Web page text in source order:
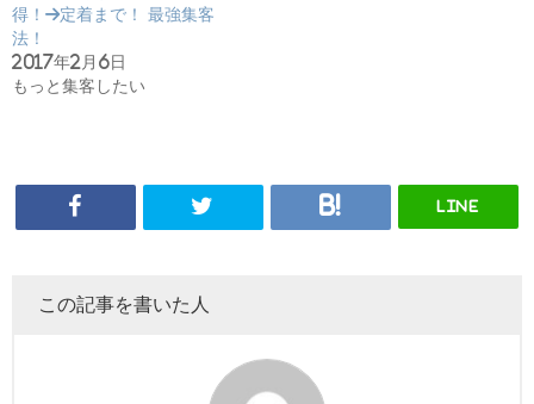
得！→定着まで！ 最強集客
法！
2017年2月6日
もっと集客したい
LINE
この記事を書いた人